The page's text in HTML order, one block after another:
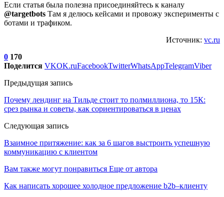
Если статья была полезна присоединяйтесь к каналу
@targetbots Там я делюсь кейсами и провожу эксперименты с
ботами и трафиком.
Источник: vc.ru
0 170
Поделится VKOK.ruFacebookTwitterWhatsAppTelegramViber
Предыдущая запись
Почему лендинг на Тильде стоит то полмиллиона, то 15К:
срез рынка и советы, как сориентироваться в ценах
Следующая запись
Взаимное притяжение: как за 6 шагов выстроить успешную
коммуникацию с клиентом
Вам также могут понравиться Еще от автора
Как написать хорошее холодное предложение b2b–клиенту